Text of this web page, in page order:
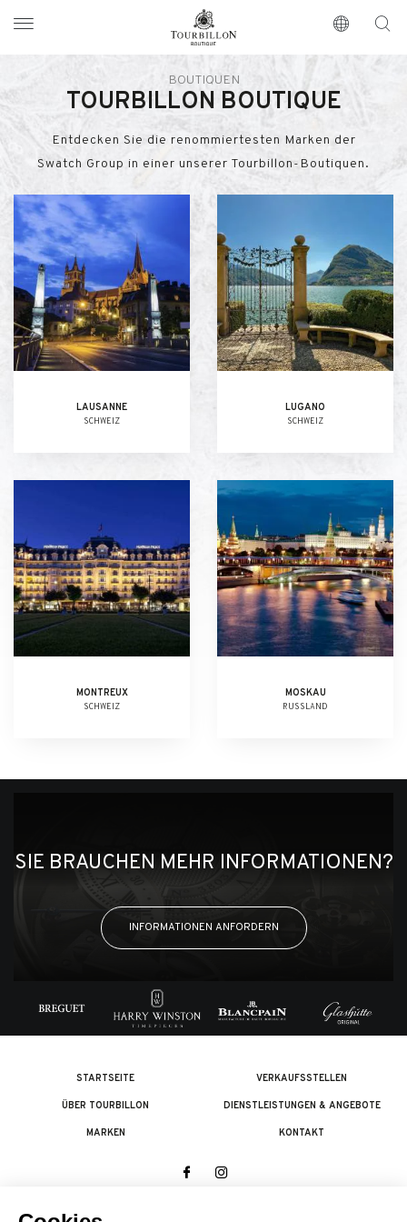
https://www.tourbillon.com/index.php/de
BOUTIQUEN
TOURBILLON BOUTIQUE
Entdecken Sie die renommiertesten Marken der
Swatch Group in einer unserer Tourbillon-Boutiquen.
LAUSANNE
SCHWEIZ
LUGANO
SCHWEIZ
MONTREUX
SCHWEIZ
MOSKAU
RUSSLAND
SIE BRAUCHEN MEHR INFORMATIONEN?
INFORMATIONEN ANFORDERN
STARTSEITE
ÜBER TOURBILLON
MARKEN
VERKAUFSSTELLEN
DIENSTLEISTUNGEN & ANGEBOTE
KONTAKT